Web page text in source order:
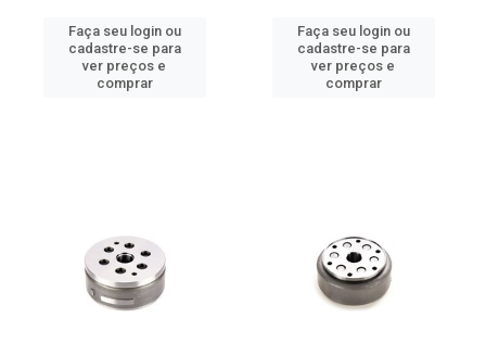
Faça seu login ou
cadastre-se para
ver preços e
comprar
Faça seu login ou
cadastre-se para
ver preços e
comprar